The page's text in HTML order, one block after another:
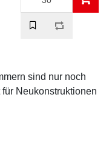
sind nur noch
Neukonstruktionen